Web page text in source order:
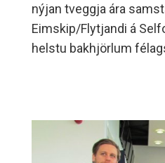
nýjan tveggja ára
Eimskip/Flytjandi á
helstu bakhjörlum